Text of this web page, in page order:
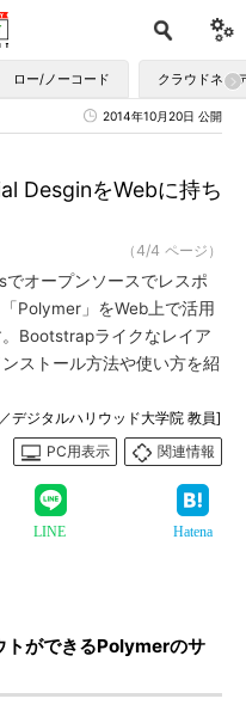
ロー/ノーコード クラウドネイ
2014年10月20日 公開
DesginをWebに持ち
（4/4 ページ）
オープンソースでレスポ
Polymer」をWeb上で活用
Bootstrapライクなレイア
ストール方法や使い方を紹
デジタルハリウッド大学院 教員]
PC用表示
関連情報
LINE Hatena
ができるPolymerのサ